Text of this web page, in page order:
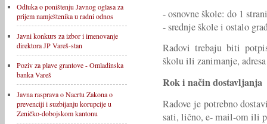
Odluka o poništenju Javnog oglasa za
prijem namještenika u radni odnos
Javni konkurs za izbor i imenovanje
direktora JP Vareš-stan
Poziv za plave grantove - Omladinska
banka Vareš
Javna rasprava o Nacrtu Zakona o
prevenciji i suzbijanju korupcije u
Zeničko-dobojskom kantonu
- osnovne škole: do 1
- srednje škole i ostalo
Radovi trebaju biti
školu ili zanimanje,
Rok i način dostavljanja
Radove je potrebno
sati, lično, e- mail-om ili